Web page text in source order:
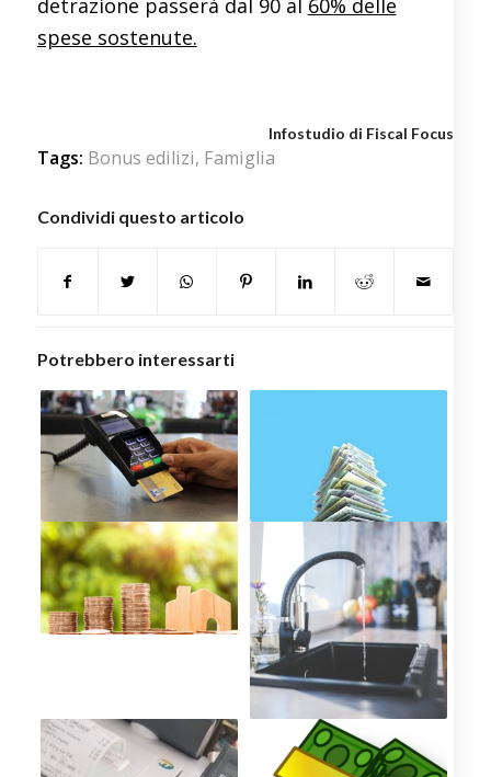
detrazione passerà dal 90 al 60% delle
spese sostenute.
Infostudio di Fiscal Focus
Tags: Bonus edilizi, Famiglia
Condividi questo articolo
Potrebbero interessarti